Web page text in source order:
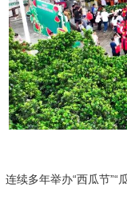
连续多年举办“西瓜节